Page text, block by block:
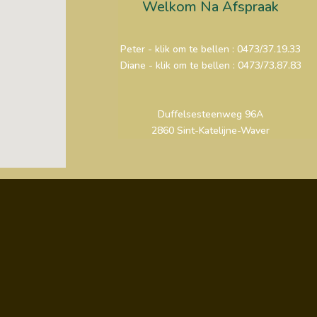
Welkom Na Afspraak
Peter - klik om te bellen : 0473/37.19.33
Diane - klik om te bellen : 0473/73.87.83
Duffelsesteenweg 96A
2860 Sint-Katelijne-Waver